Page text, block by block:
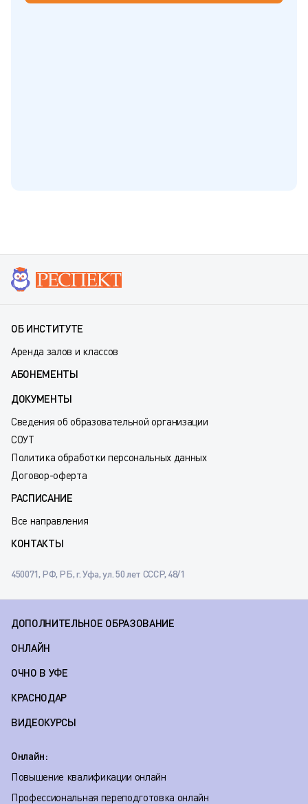
ОБ ИНСТИТУТЕ
Аренда залов и классов
АБОНЕМЕНТЫ
ДОКУМЕНТЫ
Сведения об образовательной организации
СОУТ
Политика обработки персональных данных
Договор-оферта
РАСПИСАНИЕ
Все направления
КОНТАКТЫ
450071, РФ, РБ, г. Уфа, ул. 50 лет СССР, 48/1
ДОПОЛНИТЕЛЬНОЕ ОБРАЗОВАНИЕ
ОНЛАЙН
ОЧНО В УФЕ
КРАСНОДАР
ВИДЕОКУРСЫ
Онлайн:
Повышение квалификации онлайн
Профессиональная переподготовка онлайн